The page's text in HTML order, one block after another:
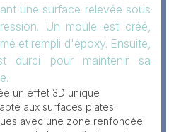
une surface relevée sous
Un moule est créé,
et rempli d'époxy. Ensuite,
durci pour maintenir sa
un effet 3D unique
aux surfaces plates
avec une zone renfoncée